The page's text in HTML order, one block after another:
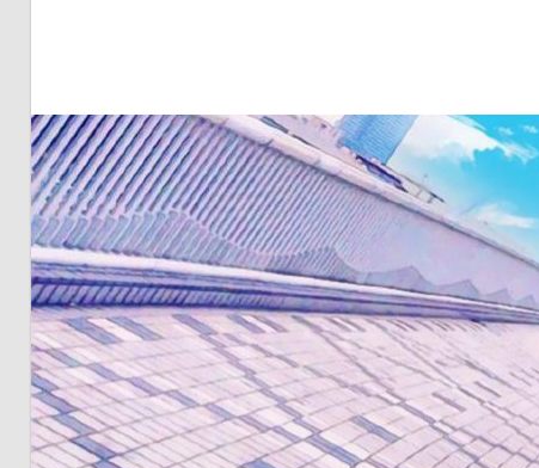
き
ど
き
お
台
場
～